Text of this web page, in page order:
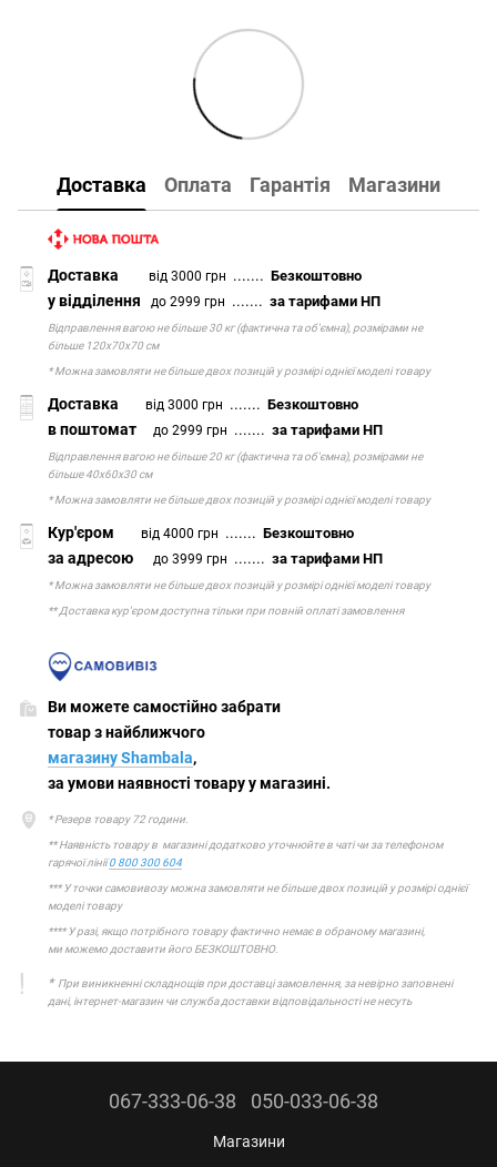
Доставка Оплата Гарантія Магазини
Доставка від 3000 грн .......Безкоштовно
у відділення до 2999 грн .......за тарифами НП
Відправлення вагою не більше 30 кг (фактична та об'ємна), розмірами не
більше 120х70х70 см
* Можна замовляти не більше двох позицій у розмірі однієї моделі товару
Доставка від 3000 грн .......Безкоштовно
в поштомат до 2999 грн .......за тарифами НП
Відправлення вагою не більше 20 кг (фактична та об'ємна), розмірами не
більше 40х60х30 см
* Можна замовляти не більше двох позицій у розмірі однієї моделі товару
Кур'єром від 4000 грн .......Безкоштовно
за адресою до 3999 грн .......за тарифами НП
* Можна замовляти не більше двох позицій у розмірі однієї моделі товару
** Доставка кур'єром доступна тільки при повній оплаті замовлення
Ви можете самостійно забрати
товар з найближчого
магазину Shambala,
за умови наявності товару у магазині.
* Резерв товару 72 години.
** Наявність товару в магазині додатково уточнюйте в чаті чи за телефоном
гарячої лінії0 800 300 604
*** У точки самовивозу можна замовляти не більше двох позицій у розмірі однієї
моделі товару
**** У разі, якщо потрібного товару фактично немає в обраному магазині,
ми можемо доставити його БЕЗКОШТОВНО.
*При виникненні складнощів при доставці замовлення, за невірно заповнені
дані, інтернет-магазин чи служба доставки відповідальності не несуть
067-333-06-38 050-033-06-38
Магазини